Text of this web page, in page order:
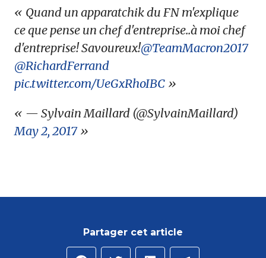
Quand un apparatchik du FN m'explique
ce que pense un chef d'entreprise..à moi chef
d'entreprise! Savoureux!@TeamMacron2017
@RichardFerrand
pic.twitter.com/UeGxRhoIBC
— Sylvain Maillard (@SylvainMaillard)
May 2, 2017
Partager cet article